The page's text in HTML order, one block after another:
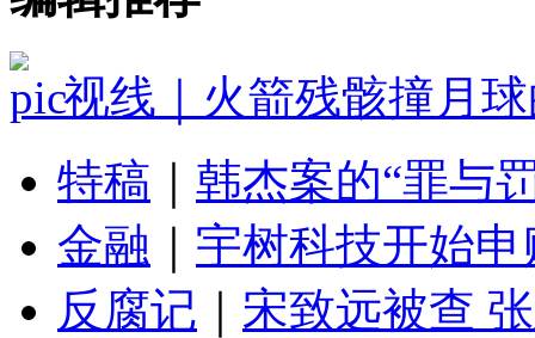
视线｜火箭残骸撞月
特稿
韩杰案的“罪与
金融
宇树科技开始
反腐记
宋致远被查